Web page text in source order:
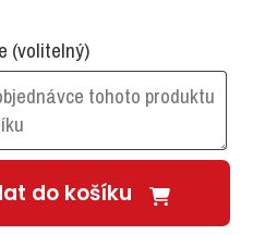
(volitelný)
do košíku